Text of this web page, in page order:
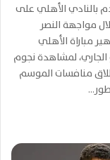
بالنادي الأهلي على
مواجهة النصر
مباراة الأهلي
لها يوم الخميس المقبل 23 يوليو الجاري، لمشاهدة نجوم
منافسات الموسم